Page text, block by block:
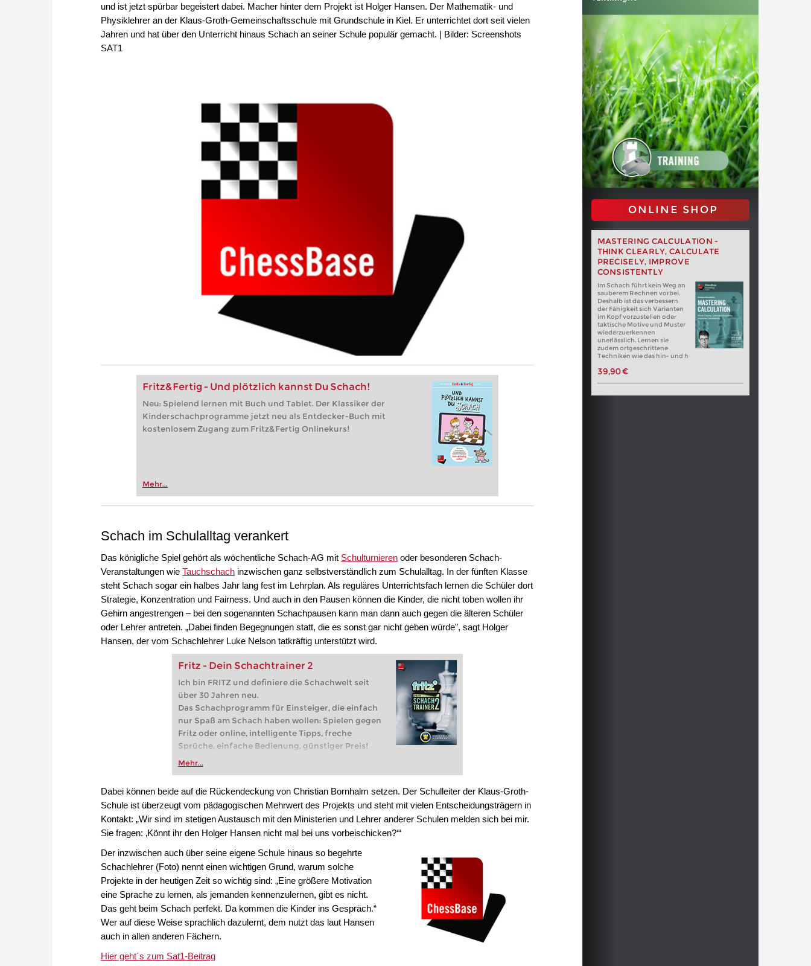
und ist jetzt spürbar begeistert dabei. Macher hinter dem Projekt ist Holger Hansen. Der Mathematik- und
Physiklehrer an der Klaus-Groth-Gemeinschaftsschule mit Grundschule in Kiel. Er unterrichtet dort seit vielen
Jahren und hat über den Unterricht hinaus Schach an seiner Schule populär gemacht. | Bilder: Screenshots
SAT1
Fritz&Fertig - Und plötzlich kannst Du Schach!
Neu: Spielend lernen mit Buch und Tablet. Der Klassiker der
Kinderschachprogramme jetzt neu als Entdecker-Buch mit
kostenlosem Zugang zum Fritz&Fertig Onlinekurs!
Mehr...
ONLINE SHOP
MASTERING CALCULATION -
THINK CLEARLY, CALCULATE
PRECISELY, IMPROVE
CONSISTENTLY
Im Schach führt kein Weg an
sauberem Rechnen vorbei.
Deshalb ist das verbessern
der Fähigkeit sich Varianten
im Kopf vorzustellen oder
taktische Motive und Muster
wiederzuerkennen
unerlässlich. Lernen sie
zudem ortgeschrittene
Techniken wie das hin- und h
39,90 €
Schach im Schulalltag verankert
Das königliche Spiel gehört als wöchentliche Schach-AG mit Schulturnieren oder besonderen Schach-
Veranstaltungen wie Tauchschach inzwischen ganz selbstverständlich zum Schulalltag. In der fünften Klasse
steht Schach sogar ein halbes Jahr lang fest im Lehrplan. Als reguläres Unterrichtsfach lernen die Schüler dort
Strategie, Konzentration und Fairness. Und auch in den Pausen können die Kinder, die nicht toben wollen ihr
Gehirn angestrengen – bei den sogenannten Schachpausen kann man dann auch gegen die älteren Schüler
oder Lehrer antreten. „Dabei finden Begegnungen statt, die es sonst gar nicht geben würde", sagt Holger
Hansen, der vom Schachlehrer Luke Nelson tatkräftig unterstützt wird.
Fritz - Dein Schachtrainer 2
Ich bin FRITZ und definiere die Schachwelt seit
über 30 Jahren neu.
Das Schachprogramm für Einsteiger, die einfach
nur Spaß am Schach haben wollen: Spielen gegen
Fritz oder online, intelligente Tipps, freche
Sprüche, einfache Bedienung, günstiger Preis!
Hinweis für Fritz-Fans: dieses Programm ist keine
Mehr...
Dabei können beide auf die Rückendeckung von Christian Bornhalm setzen. Der Schulleiter der Klaus-Groth-
Schule ist überzeugt vom pädagogischen Mehrwert des Projekts und steht mit vielen Entscheidungsträgern in
Kontakt: „Wir sind im stetigen Austausch mit den Ministerien und Lehrer anderer Schulen melden sich bei mir.
Sie fragen: ‚Könnt ihr den Holger Hansen nicht mal bei uns vorbeischicken?‘“
Der inzwischen auch über seine eigene Schule hinaus so begehrte
Schachlehrer (Foto) nennt einen wichtigen Grund, warum solche
Projekte in der heutigen Zeit so wichtig sind: „Eine größere Motivation
eine Sprache zu lernen, als jemanden kennenzulernen, gibt es nicht.
Das geht beim Schach perfekt. Da kommen die Kinder ins Gespräch.“
Wer auf diese Weise sprachlich dazulernt, dem nutzt das laut Hansen
auch in allen anderen Fächern.
Hier geht´s zum Sat1-Beitrag